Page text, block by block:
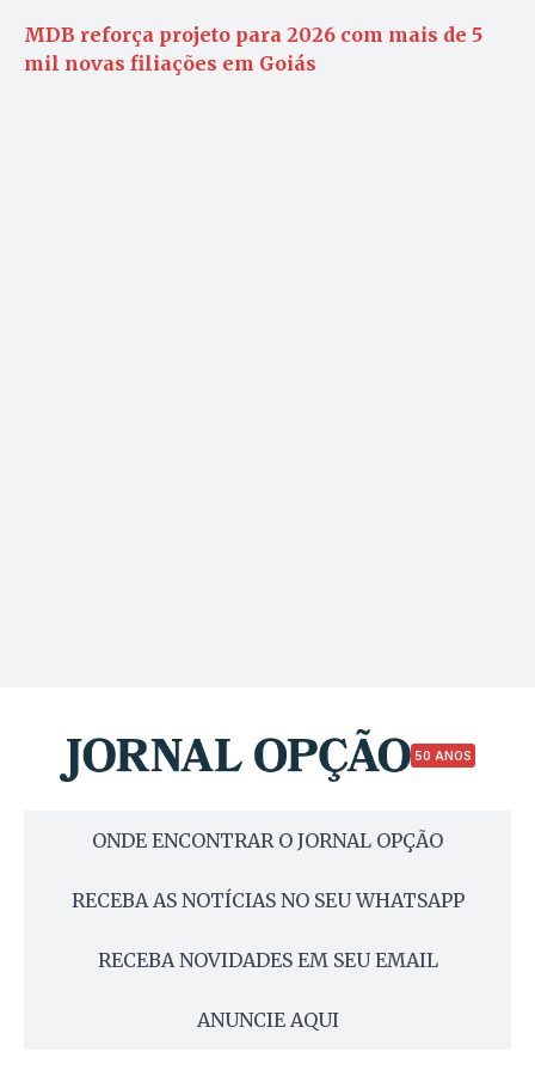
MDB reforça projeto para 2026 com mais de 5
mil novas filiações em Goiás
50 ANOS
ONDE ENCONTRAR O JORNAL OPÇÃO
RECEBA AS NOTÍCIAS NO SEU WHATSAPP
RECEBA NOVIDADES EM SEU EMAIL
ANUNCIE AQUI